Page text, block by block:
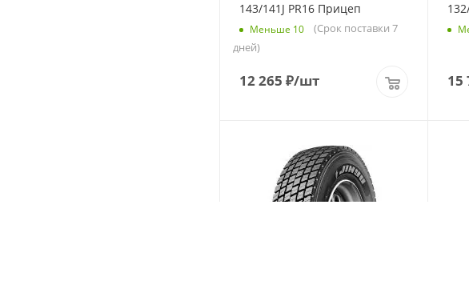
143/141J PR16 Прицеп
Меньше 10
(Срок поставки 7
дней)
12 265 ₽/шт 15